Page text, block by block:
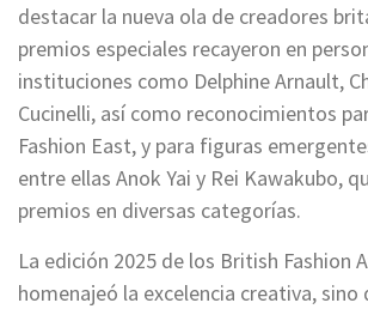
destacar la nueva ola de creadores
premios especiales recayeron en
instituciones como Delphine Arnault,
Cucinelli, así como reconocimientos
Fashion East, y para figuras
entre ellas Anok Yai y Rei Kawakubo,
premios en diversas categorías.
La edición 2025 de los British Fashion
homenajeó la excelencia creativa,